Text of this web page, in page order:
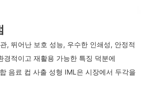
, 뛰어난 보호 성능, 우수한 인쇄성, 안정적
경적이고 재활용 가능한 특징 덕분에
음료 컵 사출 성형 IML은 시장에서 두각을